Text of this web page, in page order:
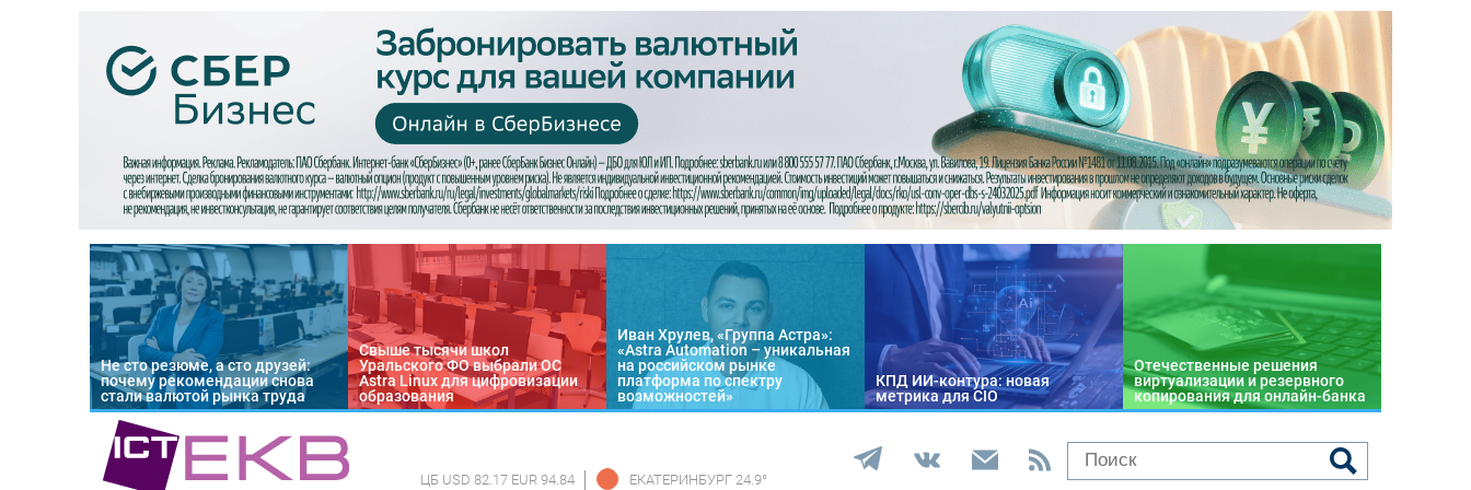
Не сто резюме, а сто друзей:
почему рекомендации снова
стали валютой рынка труда
Свыше тысячи школ
Уральского ФО выбрали ОС
Astra Linux для цифровизации
образования
Иван Хрулев, «Группа Астра»:
«Astra Automation – уникальная
на российском рынке
платформа по спектру
возможностей»
КПД ИИ-контура: новая
метрика для CIO
Отечественные решения
виртуализации и резервного
копирования для онлайн-банка
ЦБ USD 82.17 EUR 94.84 ЕКАТЕРИНБУРГ 24.9°